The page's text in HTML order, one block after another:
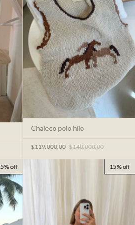
Chaleco polo hilo
$119.000,00 $140.000,00
off 15% off